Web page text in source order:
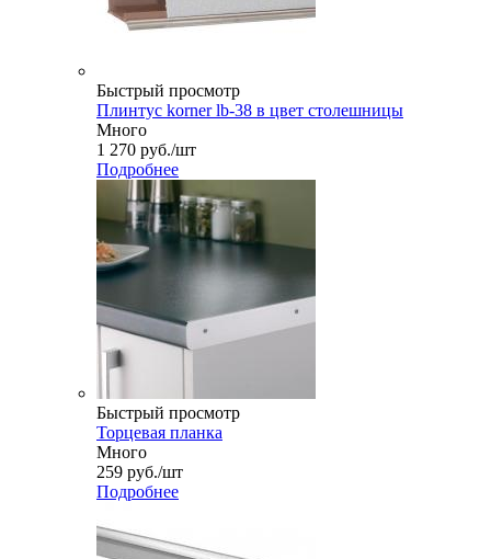
Быстрый просмотр
Плинтус korner lb-38 в цвет столешницы
Много
1 270 руб./шт
Подробнее
Быстрый просмотр
Торцевая планка
Много
259 руб./шт
Подробнее